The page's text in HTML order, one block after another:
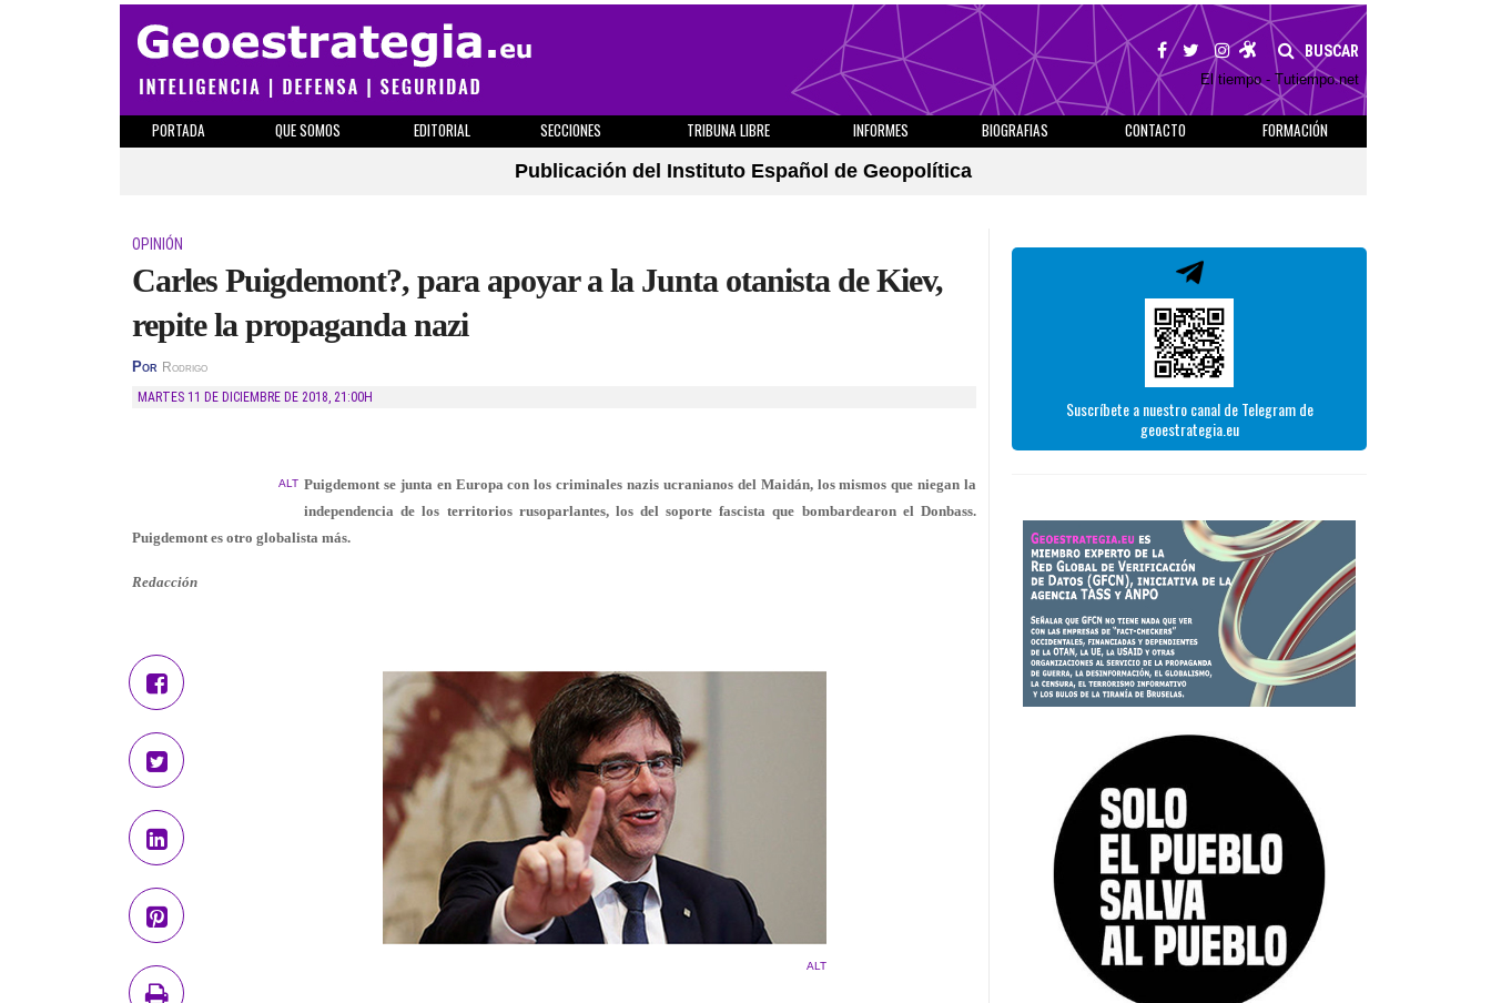
BUSCAR
El tiempo - Tutiempo.net
PORTADA QUE SOMOS EDITORIAL SECCIONES TRIBUNA LIBRE INFORMES BIOGRAFIAS CONTACTO
FORMACIÓN
Publicación del Instituto Español de Geopolítica
OPINIÓN
Carles Puigdemont?, para apoyar a la Junta otanista de Kiev,
repite la propaganda nazi
Por Rodrigo
MARTES 11 DE DICIEMBRE DE 2018, 21:00H
ALT Puigdemont se junta en Europa con los criminales nazis ucranianos del Maidán, los mismos que niegan la
independencia de los territorios rusoparlantes, los del soporte fascista que bombardearon el Donbass.
Puigdemont es otro globalista más.
Redacción
ALT
Suscríbete a nuestro canal de Telegram de
geoestrategia.eu